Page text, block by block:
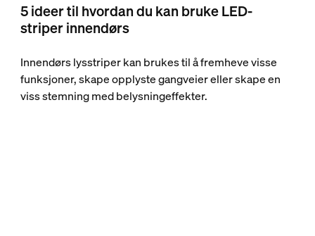
5 ideer til hvordan du kan bruke LED-
striper innendørs
Innendørs lysstriper kan brukes til å fremheve visse
funksjoner, skape opplyste gangveier eller skape en
viss stemning med belysningeffekter.